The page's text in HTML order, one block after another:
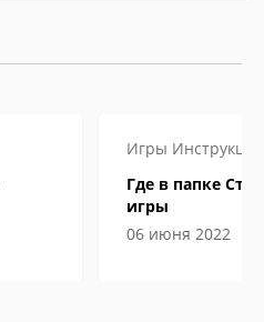
Игры Инструкции
Где в папке
игры
06 июня 2022